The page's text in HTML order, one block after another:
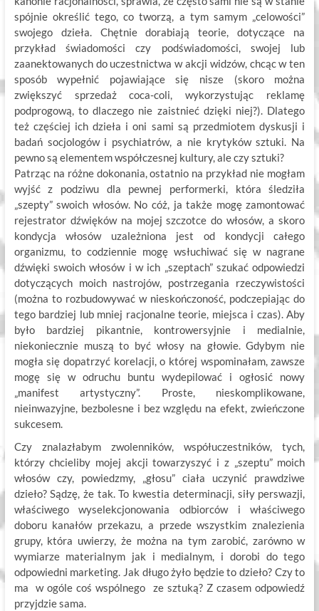
spójnie określić tego, co tworzą, a tym samym „celowości”
swojego dzieła. Chętnie dorabiają teorie, dotyczące na
przykład świadomości czy podświadomości, swojej lub
zaanektowanych do uczestnictwa w akcji widzów, chcąc w ten
sposób wypełnić pojawiające się nisze (skoro można
zwiększyć sprzedaż coca-coli, wykorzystując reklamę
podprogową, to dlaczego nie zaistnieć dzięki niej?). Dlatego
też częściej ich dzieła i oni sami są przedmiotem dyskusji i
badań socjologów i psychiatrów, a nie krytyków sztuki. Na
pewno są elementem współczesnej kultury, ale czy sztuki?
Patrząc na różne dokonania, ostatnio na przykład nie mogłam
wyjść z podziwu dla pewnej performerki, która śledziła
„szepty” swoich włosów. No cóż, ja także mogę zamontować
rejestrator dźwięków na mojej szczotce do włosów, a skoro
kondycja włosów uzależniona jest od kondycji całego
organizmu, to codziennie mogę wsłuchiwać się w nagrane
dźwięki swoich włosów i w ich „szeptach” szukać odpowiedzi
dotyczących moich nastrojów, postrzegania rzeczywistości
(można to rozbudowywać w nieskończoność, podczepiając do
tego bardziej lub mniej racjonalne teorie, miejsca i czas). Aby
było bardziej pikantnie, kontrowersyjnie i medialnie,
niekoniecznie muszą to być włosy na głowie. Gdybym nie
mogła się dopatrzyć korelacji, o której wspominałam, zawsze
mogę się w odruchu buntu wydepilować i ogłosić nowy
„manifest artystyczny”. Proste, nieskomplikowane,
nieinwazyjne, bezbolesne i bez względu na efekt, zwieńczone
sukcesem.
Czy znalazłabym zwolenników, współuczestników, tych,
którzy chcieliby mojej akcji towarzyszyć i z „szeptu” moich
włosów czy, powiedzmy, „głosu” ciała uczynić prawdziwe
dzieło? Sądzę, że tak. To kwestia determinacji, siły perswazji,
właściwego wyselekcjonowania odbiorców i właściwego
doboru kanałów przekazu, a przede wszystkim znalezienia
grupy, która uwierzy, że można na tym zarobić, zarówno w
wymiarze materialnym jak i medialnym, i dorobi do tego
odpowiedni marketing. Jak długo żyło będzie to dzieło? Czy to
ma w ogóle coś wspólnego ze sztuką? Z czasem odpowiedź
przyjdzie sama.